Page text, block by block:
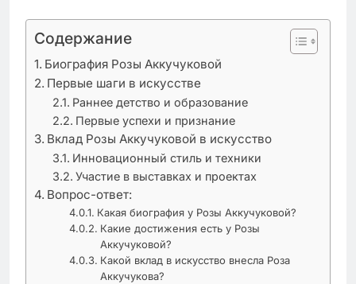
Содержание
Биография Розы Аккучуковой
Первые шаги в искусстве
Раннее детство и образование
Первые успехи и признание
Вклад Розы Аккучуковой в искусство
Инновационный стиль и техники
Участие в выставках и проектах
Вопрос-ответ:
Какая биография у Розы Аккучуковой?
Какие достижения есть у Розы
Аккучуковой?
Какой вклад в искусство внесла Роза
Аккучукова?